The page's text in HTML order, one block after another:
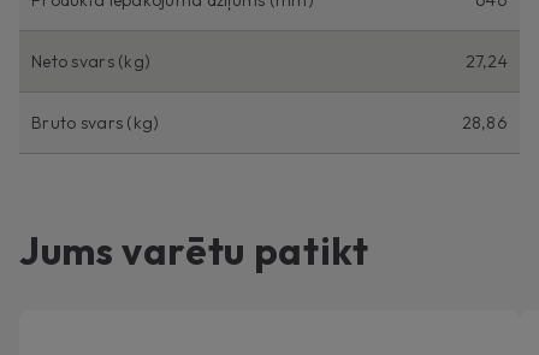
Neto svars (kg) 27,24
Bruto svars (kg) 28,86
Jums varētu patikt